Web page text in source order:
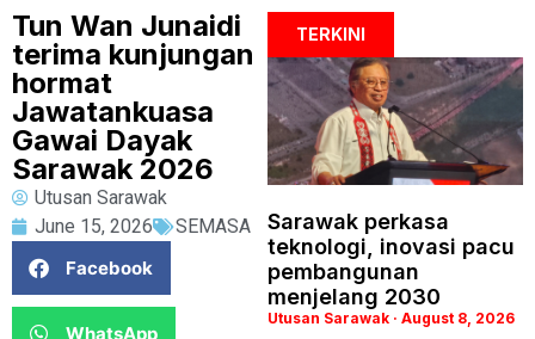
Tun Wan Junaidi
terima kunjungan
hormat
Jawatankuasa
Gawai Dayak
Sarawak 2026
Utusan Sarawak
June 15, 2026
SEMASA
Facebook
WhatsApp
TERKINI
Sarawak perkasa
teknologi, inovasi pacu
pembangunan
menjelang 2030
Utusan Sarawak August 8, 2026